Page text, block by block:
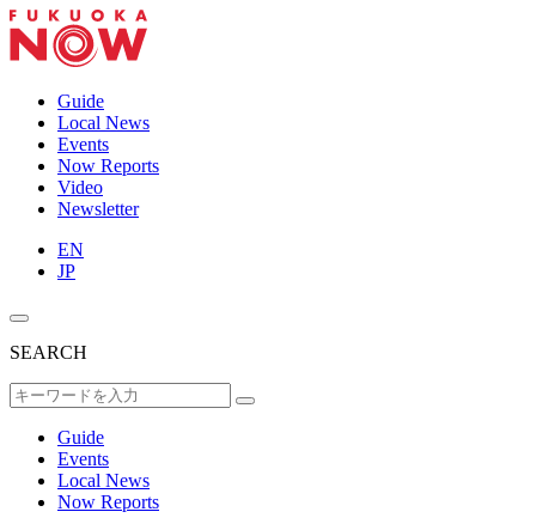
Guide
Local News
Events
Now Reports
Video
Newsletter
EN
JP
SEARCH
Guide
Events
Local News
Now Reports